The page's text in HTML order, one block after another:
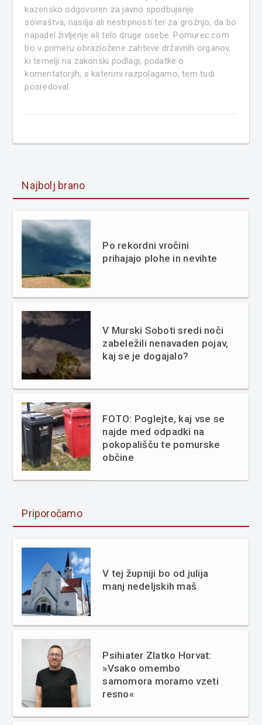
kazensko odgovoren za javno spodbujanje
sovraštva, nasilja ali nestrpnosti ter za grožnjo, da bo
napadel življenje ali telo druge osebe. Pomurec.com
bo v primeru obrazložene zahteve državnih organov,
ki temelji na zakonski podlagi, podatke o
komentatorjih, s katerimi razpolagamo, tem tudi
posredoval.
Najbolj brano
Po rekordni vročini
prihajajo plohe in nevihte
V Murski Soboti sredi noči
zabeležili nenavaden pojav,
kaj se je dogajalo?
FOTO: Poglejte, kaj vse se
najde med odpadki na
pokopališču te pomurske
občine
Priporočamo
V tej župniji bo od julija
manj nedeljskih maš
Psihiater Zlatko Horvat:
»Vsako omembo
samomora moramo vzeti
resno«